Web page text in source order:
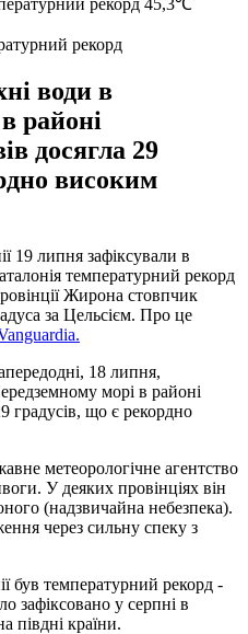
рекорд
води в
районі
досягла 29
високим
19 липня зафіксували в
температурний рекорд
Жирона стовпчик
за Цельсієм. Про це
18 липня,
морі в районі
градусів, що є рекордно
метеорологічне агентство
У деяких провінціях він
(надзвичайна небезпека).
через сильну спеку з
був температурний рекорд -
зафіксовано у серпні в
півдні країни.